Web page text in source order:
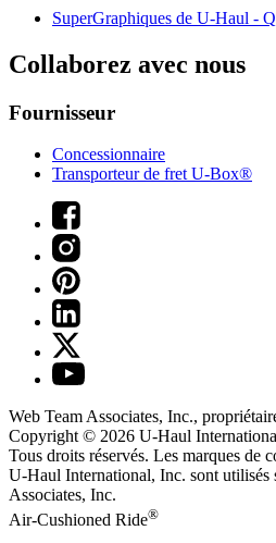
SuperGraphiques de U-Haul -
Collaborez avec nous
Fournisseur
Concessionnaire
Transporteur de fret U-Box®
Web Team Associates, Inc.,
Copyright © 2026 U-Haul
Tous droits réservés. Les marques de
U-Haul International, Inc. sont utilisés
Associates, Inc.
Air-Cushioned Ride®